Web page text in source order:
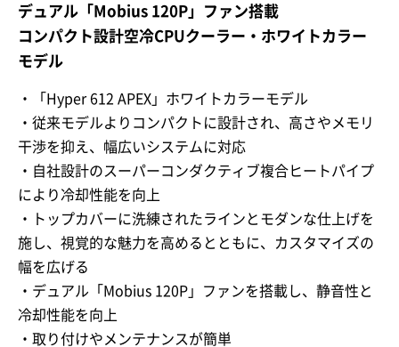
デュアル「Mobius 120P」ファン搭載
コンパクト設計空冷CPUクーラー・ホワイトカラー
モデル
・「Hyper 612 APEX」ホワイトカラーモデル
・従来モデルよりコンパクトに設計され、高さやメモリ
干渉を抑え、幅広いシステムに対応
・自社設計のスーパーコンダクティブ複合ヒートパイプ
により冷却性能を向上
・トップカバーに洗練されたラインとモダンな仕上げを
施し、視覚的な魅力を高めるとともに、カスタマイズの
幅を広げる
・デュアル「Mobius 120P」ファンを搭載し、静音性と
冷却性能を向上
・取り付けやメンテナンスが簡単